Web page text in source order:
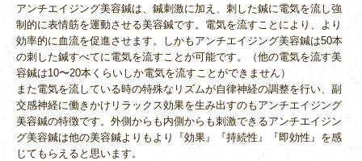
アンチエイジング美容鍼は、鍼刺激に加え、刺した鍼に電気を流し強
制的に表情筋を運動させる美容鍼です。電気を流すことにより、より
効率的に血流を促進させます。しかもアンチエイジング美容鍼は50本
の刺した鍼すべてに電気を流すことが可能です。（他の電気を流す美
容鍼は10〜20本くらいしか電気を流すことができません）
また電気を流している時の特殊なリズムが自律神経の調整を行い、副
交感神経に働きかけリラックス効果を生み出すのもアンチエイジング
美容鍼の特徴です。外側からも内側からも刺激できるアンチエイジン
グ美容鍼は他の美容鍼よりもより『効果』『持続性』『即効性』を感
じてもらえると思います。